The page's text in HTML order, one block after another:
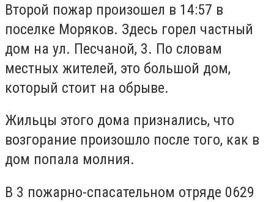
Второй пожар произошел в 14:57 в
поселке Моряков. Здесь горел частный
дом на ул. Песчаной, 3. По словам
местных жителей, это большой дом,
который стоит на обрыве.
Жильцы этого дома признались, что
возгорание произошло после того, как в
дом попала молния.
В 3 пожарно-спасательном отряде 0629